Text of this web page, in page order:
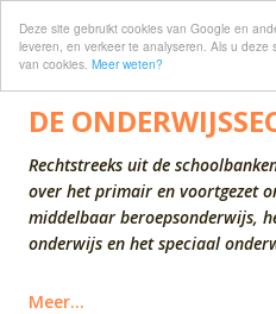
Deze site gebruikt cookies van Google en
leveren, en verkeer te analyseren. Als u
van cookies. Meer weten?
DE
Rechtstreeks uit de
over het primair en voortgezet
middelbaar beroepsonderwijs,
onderwijs en het speciaal
Meer…